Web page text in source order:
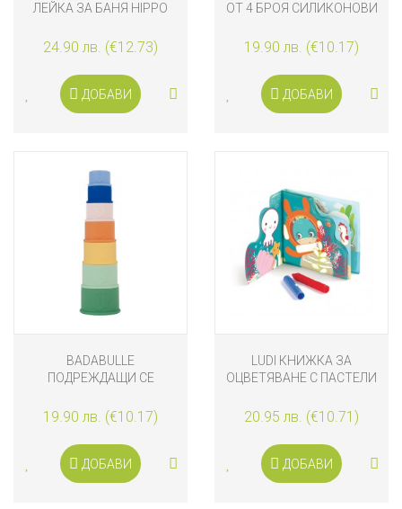
ЛЕЙКА ЗА БАНЯ HIPPO
24.90 лв. (€12.73)
ДОБАВИ
ОТ 4 БРОЯ СИЛИКОНОВИ
БАНЯ
19.90 лв. (€10.17)
ДОБАВИ
BADABULLE
ПОДРЕЖДАЩИ СЕ
БАНЯ 7 БРОЯ
19.90 лв. (€10.17)
ДОБАВИ
LUDI КНИЖКА ЗА
ОЦВЕТЯВАНЕ С ПАСТЕЛИ
20.95 лв. (€10.71)
ДОБАВИ